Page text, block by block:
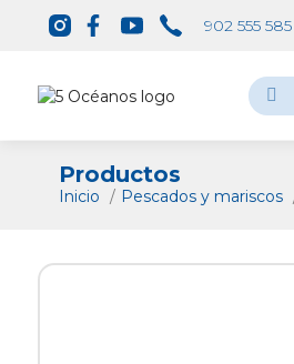
902 555 585
Productos
Inicio Pescados y mariscos